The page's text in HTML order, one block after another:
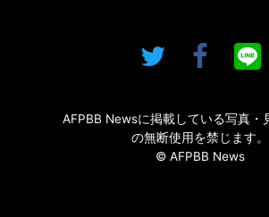
AFPBB Newsに掲載している写真・
の無断使用を禁じます。
© AFPBB News